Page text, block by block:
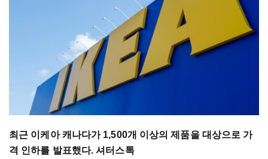
최근 이케아 캐나다가 1,500개 이상의 제품을 대상으로 가
격 인하를 발표했다. 셔터스톡